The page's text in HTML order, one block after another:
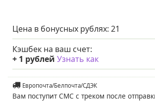
Услуга:
доступна.
остались
Цена в бонусных рублях: 21
Кэшбек на ваш счет:
+ 1 рублей Узнать как
Европочта/Белпочта/СДЭК
Вам поступит СМС с треком после